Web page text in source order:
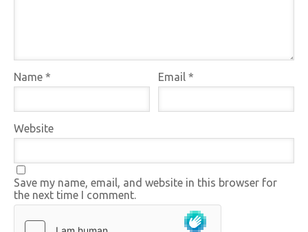
Name * Email*
Website
Save my name, email, and website in this browser for
the next time I comment.